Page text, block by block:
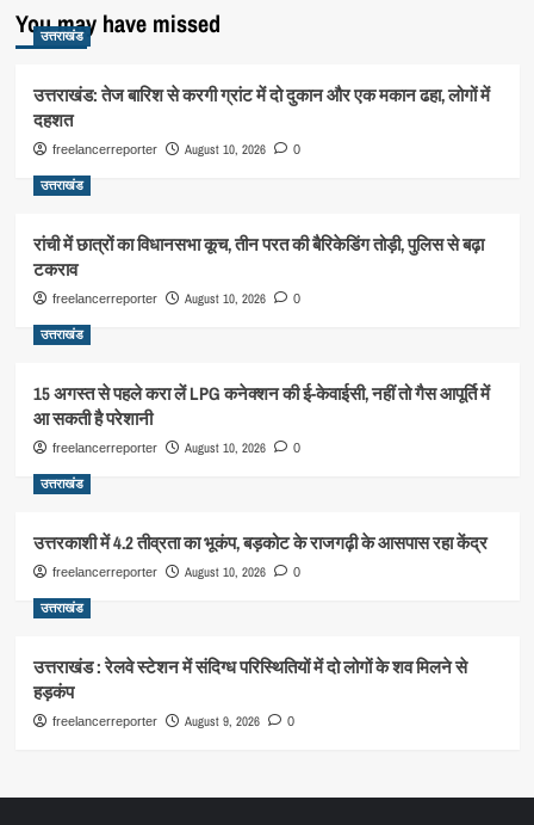
You may have missed
उत्तराखंड
उत्तराखंड: तेज बारिश से करगी ग्रांट में दो दुकान और एक मकान ढहा, लोगों में
दहशत
freelancerreporter August 10, 2026 0
उत्तराखंड
रांची में छात्रों का विधानसभा कूच, तीन परत की बैरिकेडिंग तोड़ी, पुलिस से बढ़ा
टकराव
freelancerreporter August 10, 2026 0
उत्तराखंड
15 अगस्त से पहले करा लें LPG कनेक्शन की ई-केवाईसी, नहीं तो गैस आपूर्ति में
आ सकती है परेशानी
freelancerreporter August 10, 2026 0
उत्तराखंड
उत्तरकाशी में 4.2 तीव्रता का भूकंप, बड़कोट के राजगढ़ी के आसपास रहा केंद्र
freelancerreporter August 10, 2026 0
उत्तराखंड
उत्तराखंड : रेलवे स्टेशन में संदिग्ध परिस्थितियों में दो लोगों के शव मिलने से
हड़कंप
freelancerreporter August 9, 2026 0